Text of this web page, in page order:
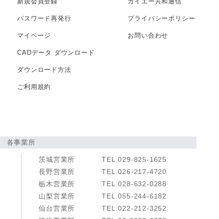
パスワード再発行
マイページ
CADデータ ダウンロード
ダウンロード方法
ご利用規約
プライバシー ポリシー
お問い合わせ
各事業所
茨城営業所
TEL.029-825-1625
長野営業所
TEL.026-217-4720
栃木営業所
TEL.028-632-0288
山梨営業所
TEL.055-244-6182
仙台営業所
TEL.022-212-3252